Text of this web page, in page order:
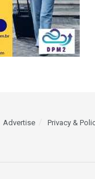
Advertise Privacy &